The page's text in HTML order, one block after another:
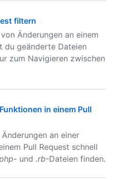
filtern
Änderungen an einem
du geänderte Dateien
zum Navigieren zwischen
in einem Pull
an einer
Pull Request schnell
- und .rb-Dateien finden.